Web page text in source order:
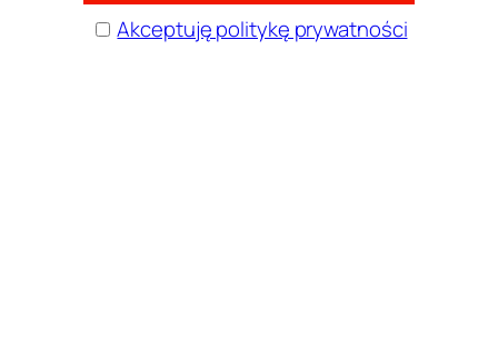
Akceptuję politykę prywatności